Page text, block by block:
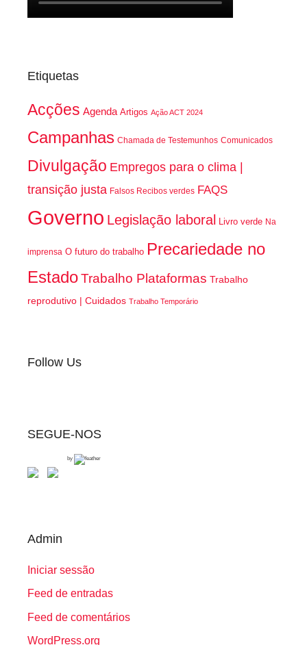
Etiquetas
Acções Agenda Artigos Ação ACT 2024
Campanhas Chamada de Testemunhos Comunicados
Divulgação Empregos para o clima |
transição justa Falsos Recibos verdes FAQS
Governo Legislação laboral Livro verde Na
imprensa O futuro do trabalho Precariedade no
EstadoTrabalho Plataformas Trabalho
reprodutivo | Cuidados Trabalho Temporário
Follow Us
SEGUE-NOS
by
Admin
Iniciar sessão
Feed de entradas
Feed de comentários
WordPress.org